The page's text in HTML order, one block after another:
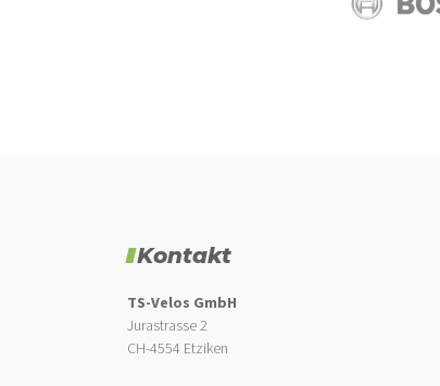
Kontakt
TS-Velos GmbH
Jurastrasse 2
CH-4554 Etziken